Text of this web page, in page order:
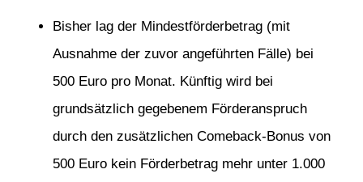
Bisher lag der Mindestförderbetrag (mit
Ausnahme der zuvor angeführten Fälle) bei
500 Euro pro Monat. Künftig wird bei
grundsätzlich gegebenem Förderanspruch
durch den zusätzlichen Comeback-Bonus von
500 Euro kein Förderbetrag mehr unter 1.000